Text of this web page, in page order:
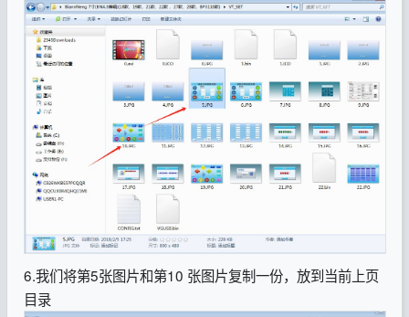
6.我们将第5张图片和第10 张图片复制一份，放到当前上页
目录